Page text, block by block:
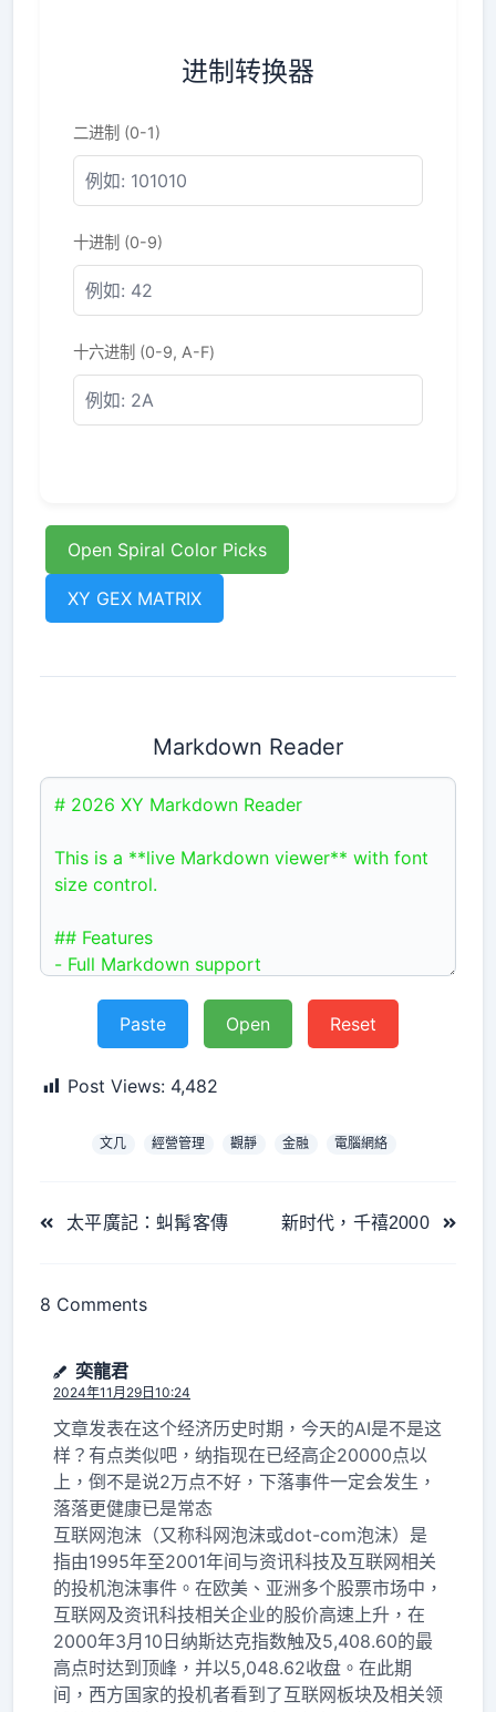
进制转换器
二进制 (0-1)
十进制 (0-9)
十六进制 (0-9, A-F)
Open Spiral Color Picks
XY GEX MATRIX
Markdown Reader
Paste Open Reset
Post Views: 4,482
文几 經營管理 觀靜 金融 電腦網絡
<span
screen-
太平廣記：虯髯客傳 新时代，千禧2000
8 Comments
奕龍君
2024年11月29日10:24
文章发表在这个经济历史时期，今天的AI是不是这
样？有点类似吧，纳指现在已经高企20000点以
上，倒不是说2万点不好，下落事件一定会发生，
落落更健康已是常态
互联网泡沫（又称科网泡沫或dot-com泡沫）是
指由1995年至2001年间与资讯科技及互联网相关
的投机泡沫事件。在欧美、亚洲多个股票市场中，
互联网及资讯科技相关企业的股价高速上升，在
2000年3月10日纳斯达克指数触及5,408.60的最
高点时达到顶峰，并以5,048.62收盘。在此期
间，西方国家的投机者看到了互联网板块及相关领